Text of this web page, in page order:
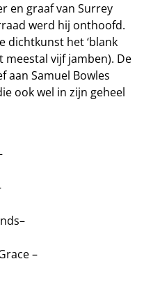
en graaf van Surrey
werd hij onthoofd.
dichtkunst het ‘blank
meestal vijf jamben). De
aan Samuel Bowles
ook wel in zijn geheel
–